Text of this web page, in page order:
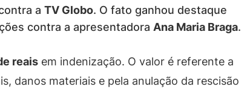
a TV Globo. O fato ganhou destaque
contra a apresentadora Ana Maria Braga.
reais em indenização. O valor é referente a
danos materiais e pela anulação da rescisão